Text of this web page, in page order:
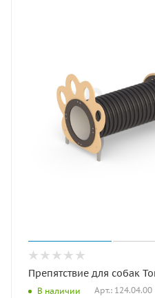
Препятствие для собак
В наличии Арт.: 124.04.00